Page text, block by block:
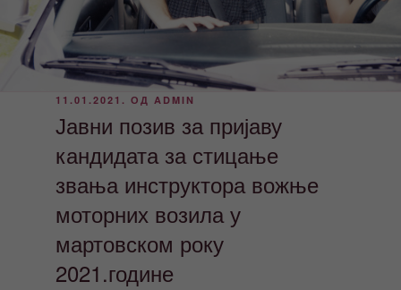
ОБЈАВЉЕНО
11.01.2021. ОД ADMIN
Јавни позив за пријаву
кандидата за стицање
звања инструктора вожње
моторних возила у
мартовском року
2021.године